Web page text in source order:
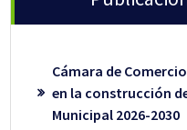
Cámara de
en la construcción
Municipal 2026-2030